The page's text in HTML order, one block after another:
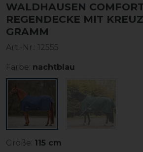
WALDHAUSEN
REGENDECKE MIT
GRAMM
Art.-Nr.: 12555
Farbe: nachtblau
Größe: 115 cm